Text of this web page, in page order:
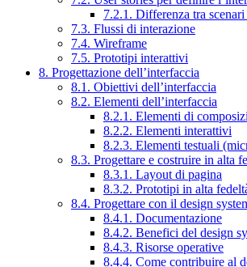
7.2.1. Differenza tra scenari
7.3. Flussi di interazione
7.4. Wireframe
7.5. Prototipi interattivi
8. Progettazione dell’interfaccia
8.1. Obiettivi dell’interfaccia
8.2. Elementi dell’interfaccia
8.2.1. Elementi di
8.2.2. Elementi interattivi
8.2.3. Elementi testuali
8.3. Progettare e costruire in alta
8.3.1. Layout di pagina
8.3.2. Prototipi in alta
8.4. Progettare con il design
8.4.1. Documentazione
8.4.2. Benefici del design
8.4.3. Risorse operative
8.4.4. Come contribuire al